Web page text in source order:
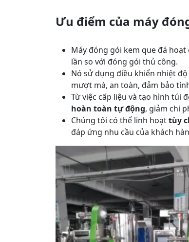
Ưu điểm của máy
Máy đóng gói kem que đá
lần so với đóng gói thủ công.
Nó sử dụng điều khiển nhiệt
mượt mà, an toàn, đảm bảo
Từ việc cấp liệu và tạo hình túi
hoàn toàn tự động, giảm chi
Chúng tôi có thể linh hoạttùy
đáp ứng nhu cầu của khách